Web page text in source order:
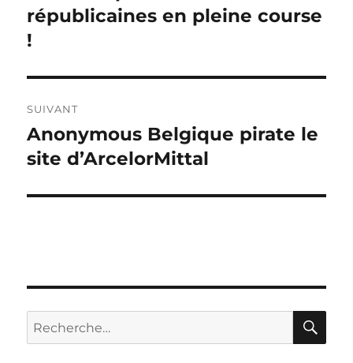
l’article
précédente :
républicaines en pleine course
!
SUIVANT
Publication
suivante :
Anonymous Belgique pirate le
site d’ArcelorMittal
Recherche
pour :